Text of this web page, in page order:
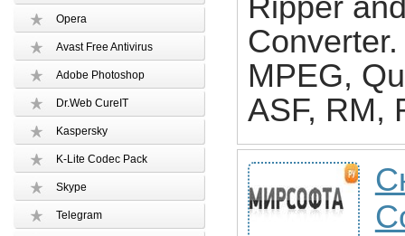
Opera
Avast Free Antivirus
Adobe Photoshop
Dr.Web CureIT
Kaspersky
K-Lite Codec Pack
Skype
Telegram
Ripper
MPEG,
ASF, RM,